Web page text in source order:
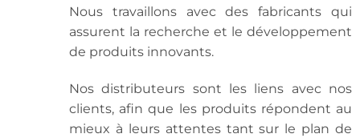
Nous travaillons avec des fabricants qui
assurent la recherche et le développement
de produits innovants.
Nos distributeurs sont les liens avec nos
clients, afin que les produits répondent au
mieux à leurs attentes tant sur le plan de